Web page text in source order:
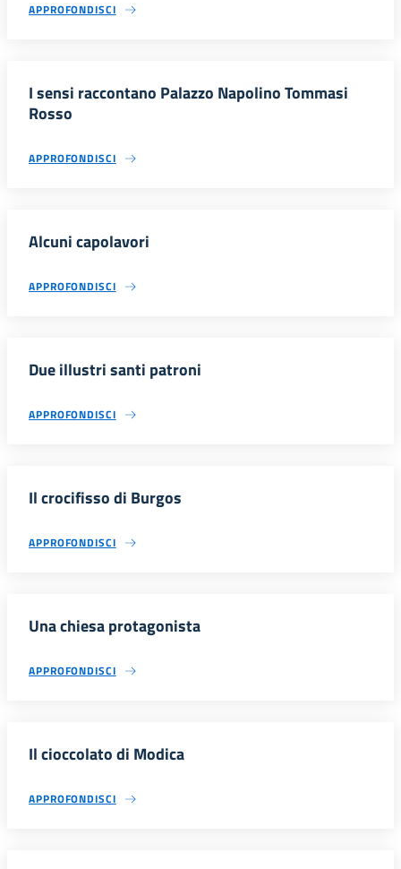
APPROFONDISCI
I sensi raccontano Palazzo Napolino Tommasi
Rosso
APPROFONDISCI
Alcuni capolavori
APPROFONDISCI
Due illustri santi patroni
APPROFONDISCI
Il crocifisso di Burgos
APPROFONDISCI
Una chiesa protagonista
APPROFONDISCI
Il cioccolato di Modica
APPROFONDISCI